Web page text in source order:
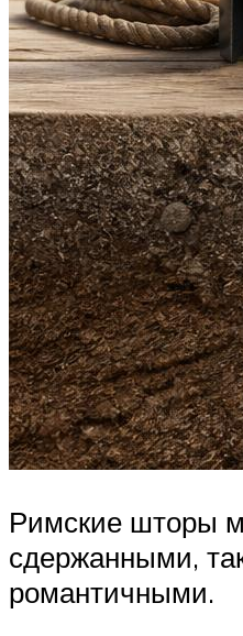
Римские шторы
сдержанными,
романтичными.